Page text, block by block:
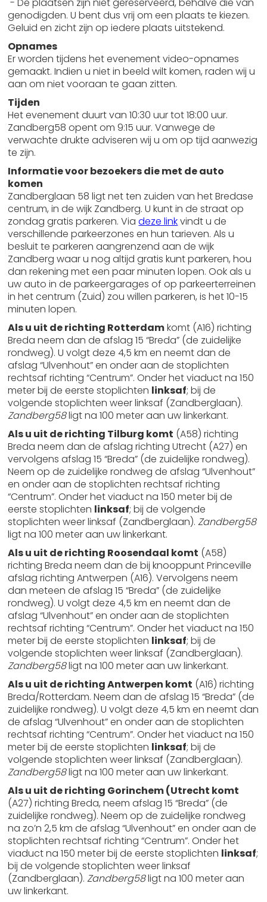
genodigden. U bent dus vrij om een plaats te kiezen.
Geluid en zicht zijn op iedere plaats uitstekend.
Opnames
Er worden tijdens het evenement video-opnames
gemaakt. Indien u niet in beeld wilt komen, raden wij u
aan om niet vooraan te gaan zitten.
Tijden
Het evenement duurt van 10:30 uur tot 18:00 uur.
Zandberg58 opent om 9:15 uur. Vanwege de
verwachte drukte adviseren wij u om op tijd aanwezig
te zijn.
Informatie voor bezoekers die met de auto
komen
Zandberglaan 58 ligt net ten zuiden van het Bredase
centrum, in de wijk Zandberg. U kunt in de straat op
zondag gratis parkeren. Viadeze linkvindt u de
verschillende parkeerzones en hun tarieven. Als u
besluit te parkeren aangrenzend aan de wijk
Zandberg waar u nog altijd gratis kunt parkeren, hou
dan rekening met een paar minuten lopen. Ook als u
uw auto in de parkeergarages of op parkeerterreinen
in het centrum (Zuid) zou willen parkeren, is het 10-15
minuten lopen.
Als u uit de richting Rotterdamkomt (A16) richting
Breda neem dan de afslag 15 “Breda” (de zuidelijke
rondweg). U volgt deze 4,5 km en neemt dan de
afslag “Ulvenhout” en onder aan de stoplichten
rechtsaf richting “Centrum”. Onder het viaduct na 150
meter bij de eerste stoplichten linksaf; bij de
volgende stoplichten weer linksaf (Zandberglaan).
Zandberg58ligt na 100 meter aan uw linkerkant.
Als u uit de richting Tilburg komt (A58) richting
Breda neem dan de afslag richting Utrecht (A27) en
vervolgens afslag 15 “Breda” (de zuidelijke rondweg).
Neem op de zuidelijke rondweg de afslag “Ulvenhout”
en onder aan de stoplichten rechtsaf richting
“Centrum”. Onder het viaduct na 150 meter bij de
eerste stoplichten linksaf; bij de volgende
stoplichten weer linksaf (Zandberglaan).Zandberg58
ligt na 100 meter aan uw linkerkant.
Als u uit de richting Roosendaal komt (A58)
richting Breda neem dan de bij knooppunt Princeville
afslag richting Antwerpen (A16). Vervolgens neem
dan meteen de afslag 15 “Breda” (de zuidelijke
rondweg). U volgt deze 4,5 km en neemt dan de
afslag “Ulvenhout” en onder aan de stoplichten
rechtsaf richting “Centrum”. Onder het viaduct na 150
meter bij de eerste stoplichten linksaf; bij de
volgende stoplichten weer linksaf (Zandberglaan).
Zandberg58ligt na 100 meter aan uw linkerkant.
Als u uit de richting Antwerpen komt (A16) richting
Breda/Rotterdam. Neem dan de afslag 15 “Breda” (de
zuidelijke rondweg). U volgt deze 4,5 km en neemt dan
de afslag “Ulvenhout” en onder aan de stoplichten
rechtsaf richting “Centrum”. Onder het viaduct na 150
meter bij de eerste stoplichten linksaf; bij de
volgende stoplichten weer linksaf (Zandberglaan).
Zandberg58ligt na 100 meter aan uw linkerkant.
Als u uit de richting Gorinchem (Utrecht komt
(A27) richting Breda, neem afslag 15 “Breda” (de
zuidelijke rondweg). Neem op de zuidelijke rondweg
na zo’n 2,5 km de afslag “Ulvenhout” en onder aan de
stoplichten rechtsaf richting “Centrum”. Onder het
viaduct na 150 meter bij de eerste stoplichten linksaf;
bij de volgende stoplichten weer linksaf
(Zandberglaan).Zandberg58ligt na 100 meter aan
uw linkerkant.